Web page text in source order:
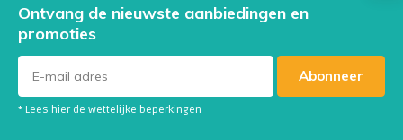
Ontvang de nieuwste aanbiedingen en
promoties
Abonneer
* Lees hier de wettelijke beperkingen